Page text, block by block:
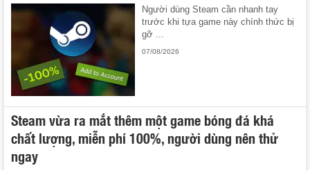
Người dùng Steam cần nhanh tay
trước khi tựa game này chính thức bị
gỡ ...
07/08/2026
Steam vừa ra mắt thêm một game bóng đá khá
chất lượng, miễn phí 100%, người dùng nên thử
ngay